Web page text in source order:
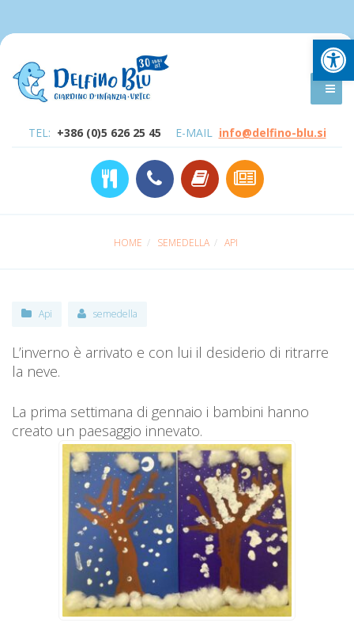
TEL: +386 (0)5 626 25 45 E-MAIL info@delfino-blu.si
HOME SEMEDELLA API
Api semedella
L’inverno è arrivato e con lui il desiderio di ritrarre
la neve.
La prima settimana di gennaio i bambini hanno
creato un paesaggio innevato.